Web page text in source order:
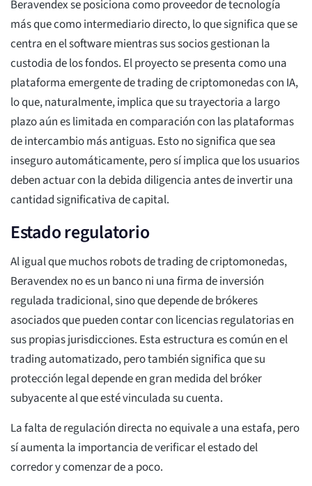
Beravendex se posiciona como proveedor de tecnología
más que como intermediario directo, lo que significa que se
centra en el software mientras sus socios gestionan la
custodia de los fondos. El proyecto se presenta como una
plataforma emergente de trading de criptomonedas con IA,
lo que, naturalmente, implica que su trayectoria a largo
plazo aún es limitada en comparación con las plataformas
de intercambio más antiguas. Esto no significa que sea
inseguro automáticamente, pero sí implica que los usuarios
deben actuar con la debida diligencia antes de invertir una
cantidad significativa de capital.
Estado regulatorio
Al igual que muchos robots de trading de criptomonedas,
Beravendex no es un banco ni una firma de inversión
regulada tradicional, sino que depende de brókeres
asociados que pueden contar con licencias regulatorias en
sus propias jurisdicciones. Esta estructura es común en el
trading automatizado, pero también significa que su
protección legal depende en gran medida del bróker
subyacente al que esté vinculada su cuenta.
La falta de regulación directa no equivale a una estafa, pero
sí aumenta la importancia de verificar el estado del
corredor y comenzar de a poco.